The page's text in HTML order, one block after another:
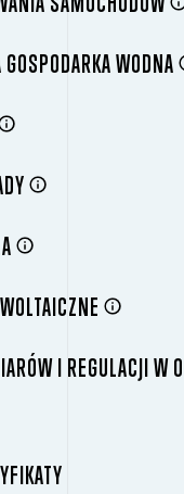
WODNA
I REGULACJI W